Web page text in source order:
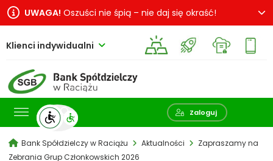
UWAGA! Oszuści nie śpią – nie daj się okraść!
Klienci indywidualni
Zaloguj
Pokaż wyszukiwarkę
Bank Spółdzielczy w Raciążu Aktualności
Zapraszamy na
Zebrania Grup Członkowskich 2026